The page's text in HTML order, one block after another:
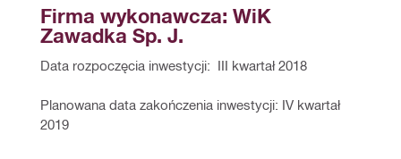
Firma wykonawcza: WiK
Zawadka Sp. J.
Data rozpoczęcia inwestycji:  III kwartał 2018
Planowana data zakończenia inwestycji: IV kwartał
2019